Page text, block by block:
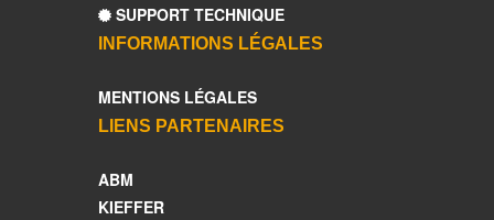
SUPPORT TECHNIQUE
INFORMATIONS LÉGALES
MENTIONS LÉGALES
LIENS PARTENAIRES
ABM
KIEFFER